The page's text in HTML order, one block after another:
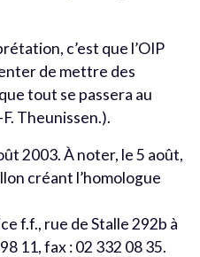
c’est que l’OIP
de mettre des
tout se passera au
Theunissen.).
2003. À noter, le 5 août,
créant l’homologue
f.f., rue de Stalle 292b à
11, fax : 02 332 08 35.